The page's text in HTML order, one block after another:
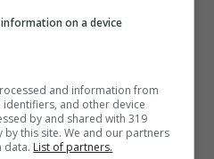
a spicchi.
on a device
and information from
and other device
by and shared with 319
this site. We and our partners
data. List of partners.